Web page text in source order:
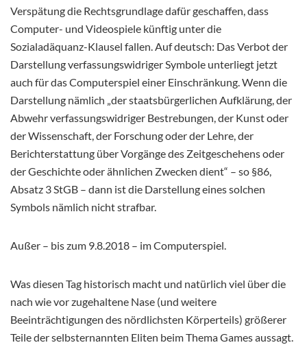
Verspätung die Rechtsgrundlage dafür geschaffen, dass
Computer- und Videospiele künftig unter die
Sozialadäquanz-Klausel fallen. Auf deutsch: Das Verbot der
Darstellung verfassungswidriger Symbole unterliegt jetzt
auch für das Computerspiel einer Einschränkung. Wenn die
Darstellung nämlich „der staatsbürgerlichen Aufklärung, der
Abwehr verfassungswidriger Bestrebungen, der Kunst oder
der Wissenschaft, der Forschung oder der Lehre, der
Berichterstattung über Vorgänge des Zeitgeschehens oder
der Geschichte oder ähnlichen Zwecken dient“ – so §86,
Absatz 3 StGB – dann ist die Darstellung eines solchen
Symbols nämlich nicht strafbar.
Außer – bis zum 9.8.2018 – im Computerspiel.
Was diesen Tag historisch macht und natürlich viel über die
nach wie vor zugehaltene Nase (und weitere
Beeinträchtigungen des nördlichsten Körperteils) größerer
Teile der selbsternannten Eliten beim Thema Games aussagt.